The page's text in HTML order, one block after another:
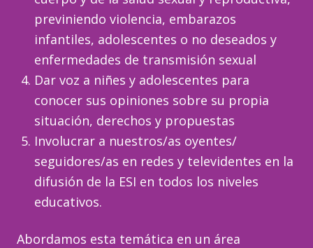
previniendo violencia, embarazos
infantiles, adolescentes o no deseados y
enfermedades de transmisión sexual
Dar voz a niñes y adolescentes para
conocer sus opiniones sobre su propia
situación, derechos y propuestas
Involucrar a nuestros/as oyentes/
seguidores/as en redes y televidentes en la
difusión de la ESI en todos los niveles
educativos.
Abordamos esta temática en un área